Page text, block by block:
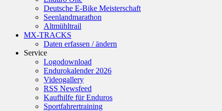
Deutsche E-Bike Meisterschaft
Seenlandmarathon
Altmühltrail
MX-TRACKS
Daten erfassen / ändern
Service
Logodownload
Endurokalender 2026
Videogallery
RSS Newsfeed
Kaufhilfe für Enduros
Sportfahrertraining